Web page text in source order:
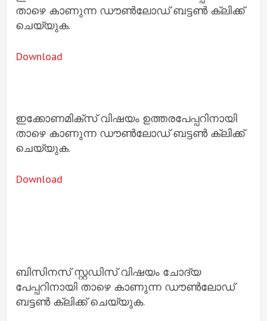
താഴെ കാണുന്ന ഡൗൺലോഡ് ബട്ടൺ ക്ലിക്ക്
ചെയ്യുക.
Download
ഇക്കോണമിക്സ് വിഷയം ഉത്തരപേപ്പറിനായി
താഴെ കാണുന്ന ഡൗൺലോഡ് ബട്ടൺ ക്ലിക്ക്
ചെയ്യുക.
Download
ബിസിനസ് സ്റ്റഡിസ് വിഷയം ചോദ്യ
പേപ്പറിനായി താഴെ കാണുന്ന ഡൗൺലോഡ്
ബട്ടൺ ക്ലിക്ക് ചെയ്യുക.